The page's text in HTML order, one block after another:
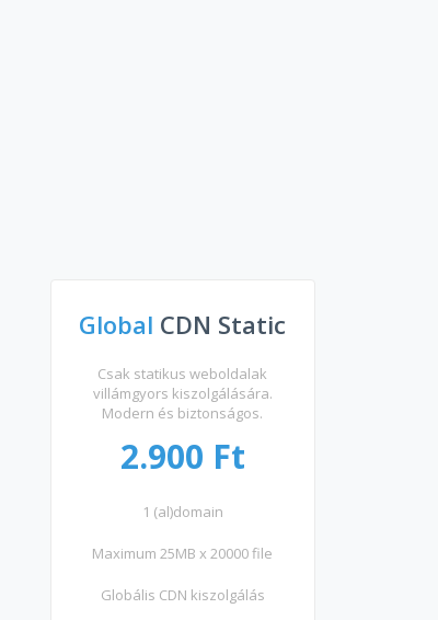
Global CDN Static
Csak statikus weboldalak
villámgyors kiszolgálására.
Modern és biztonságos.
2.900 Ft
1 (al)domain
Maximum 25MB x 20000 file
Globális CDN kiszolgálás